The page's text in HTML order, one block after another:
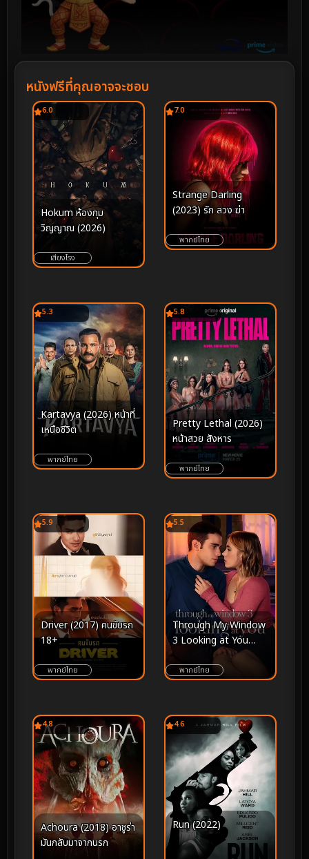
หนังฟรีที่คุณอาจจะชอบ
6.0
Hokum ห้องกุม
วิญญาณ (2026)
เสียงโรง
7.0
Strange Darling
(2023) รัก ลวง ฆ่า
พากย์ไทย
5.3
Kartavya (2026) หน้าที่
เหนือชีวิต
พากย์ไทย
5.8
Pretty Lethal (2026)
หน้าสวย สังหาร
พากย์ไทย
5.9
Driver (2017) คนขับรถ
18+
พากย์ไทย
5.5
Through My Window
3 Looking at You
(2024) รักผ่านหน้าต่าง
ดวงตาจ้องมองเธอ
พากย์ไทย
4.8
Achoura (2018) อาชูร่า
มันกลับมาจากนรก
4.6
Run (2022)